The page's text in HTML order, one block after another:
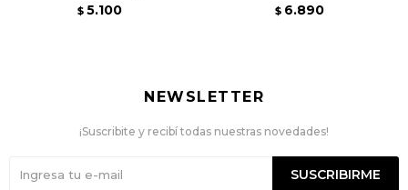
$ 5.100 $ 6.890
NEWSLETTER
¡Suscribite y recibí todas nuestras novedades!
SUSCRIBIRME